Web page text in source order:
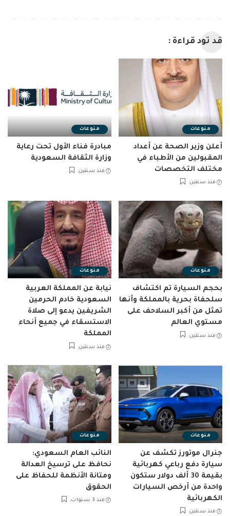
قد تود قراءة :
منوعات
أعلن وزير الصحة عن أعداد
المقبولين من الأطباء في
مختلف التخصصات
منذ سنتين
منوعات
مبادرة فناء الأول تحت رعاية
وزارة الثقافة السعودية
منذ سنتين
منوعات
بحجم السيارة تم اكتشاف
سلحفاة بحرية بالمملكة وأنها
تمثل من أكبر السلاحف على
مستوي العالم
منذ سنتين
منوعات
نيابة عن المملكة العربية
السعودية خادم الحرمين
الشريفين يدعو إلى صلاة
الاستسقاء في جميع أنحاء
المملكة
منذ سنتين
منوعات
جنرال موتورز تكشف عن
سيارة دفع رباعي كهربائية
بقيمة 30 ألف دولار ستكون
واحدة من أرخص السيارات
الكهربائية
منذ سنتين
منوعات
النائب العام السعودي:
نحافظ على ترسيخ العدالة
ومتانة الأنظمة للحفاظ على
الحقوق
منذ 3 سنوات